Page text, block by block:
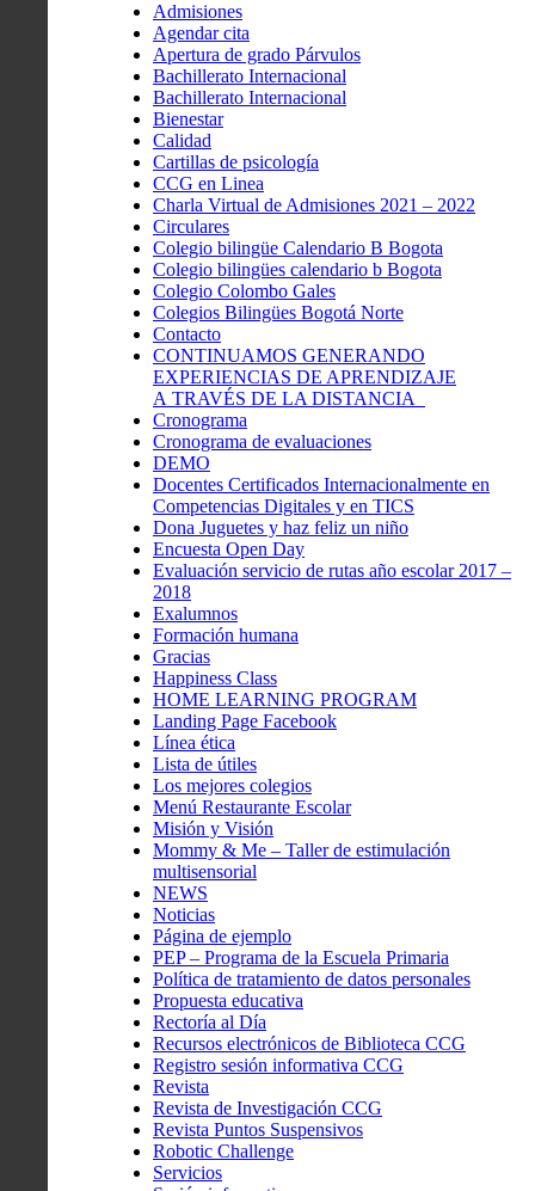
Admisiones
Agendar cita
Apertura de grado Párvulos
Bachillerato Internacional
Bachillerato Internacional
Bienestar
Calidad
Cartillas de psicología
CCG en Linea
Charla Virtual de Admisiones 2021 – 2022
Circulares
Colegio bilingüe Calendario B Bogota
Colegio bilingües calendario b Bogota
Colegio Colombo Gales
Colegios Bilingües Bogotá Norte
Contacto
CONTINUAMOS GENERANDO
EXPERIENCIAS DE APRENDIZAJE
A TRAVÉS DE LA DISTANCIA
Cronograma
Cronograma de evaluaciones
DEMO
Docentes Certificados Internacionalmente en
Competencias Digitales y en TICS
Dona Juguetes y haz feliz un niño
Encuesta Open Day
Evaluación servicio de rutas año escolar 2017 –
2018
Exalumnos
Formación humana
Gracias
Happiness Class
HOME LEARNING PROGRAM
Landing Page Facebook
Línea ética
Lista de útiles
Los mejores colegios
Menú Restaurante Escolar
Misión y Visión
Mommy & Me – Taller de estimulación
multisensorial
NEWS
Noticias
Página de ejemplo
PEP – Programa de la Escuela Primaria
Política de tratamiento de datos personales
Propuesta educativa
Rectoría al Día
Recursos electrónicos de Biblioteca CCG
Registro sesión informativa CCG
Revista
Revista de Investigación CCG
Revista Puntos Suspensivos
Robotic Challenge
Servicios